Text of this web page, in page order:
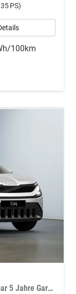
PS)
100km
Selection 99kw Förderfähig frei Bestellbar 5 Jahre Garantie